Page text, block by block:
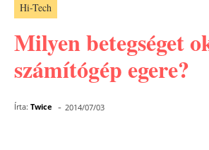
Hi-Tech
Milyen betegséget
számítógép egere?
Írta: Twice - 2014/07/03